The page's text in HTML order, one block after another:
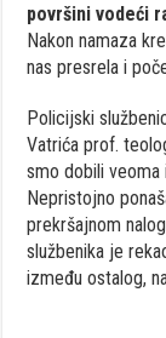
površini vodeći
Nakon namaza
nas presrela i
Policijski
Vatrića prof.
smo dobili veoma
Nepristojno
prekršajnom
službenika je
između ostalog,